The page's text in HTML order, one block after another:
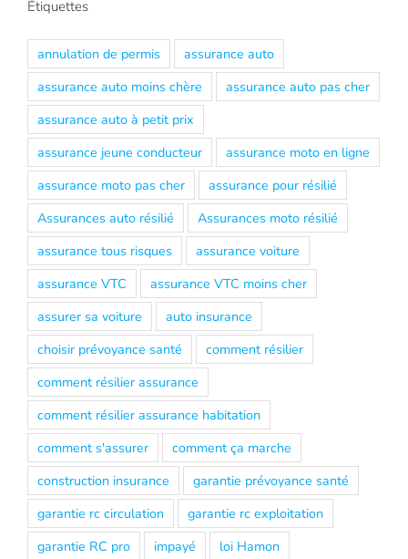
Étiquettes
annulation de permis
assurance auto
assurance auto moins chère
assurance auto pas cher
assurance auto à petit prix
assurance jeune conducteur
assurance moto en ligne
assurance moto pas cher
assurance pour résilié
Assurances auto résilié
Assurances moto résilié
assurance tous risques
assurance voiture
assurance VTC
assurance VTC moins cher
assurer sa voiture
auto insurance
choisir prévoyance santé
comment résilier
comment résilier assurance
comment résilier assurance habitation
comment s'assurer
comment ça marche
construction insurance
garantie prévoyance santé
garantie rc circulation
garantie rc exploitation
garantie RC pro
impayé
loi Hamon